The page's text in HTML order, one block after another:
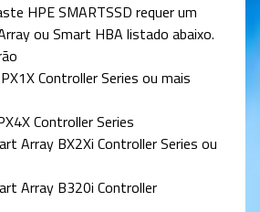
HPE SMARTSSD requer um
ou Smart HBA listado abaixo.
Controller Series ou mais
Controller Series
Array BX2Xi Controller Series ou
Array B320i Controller